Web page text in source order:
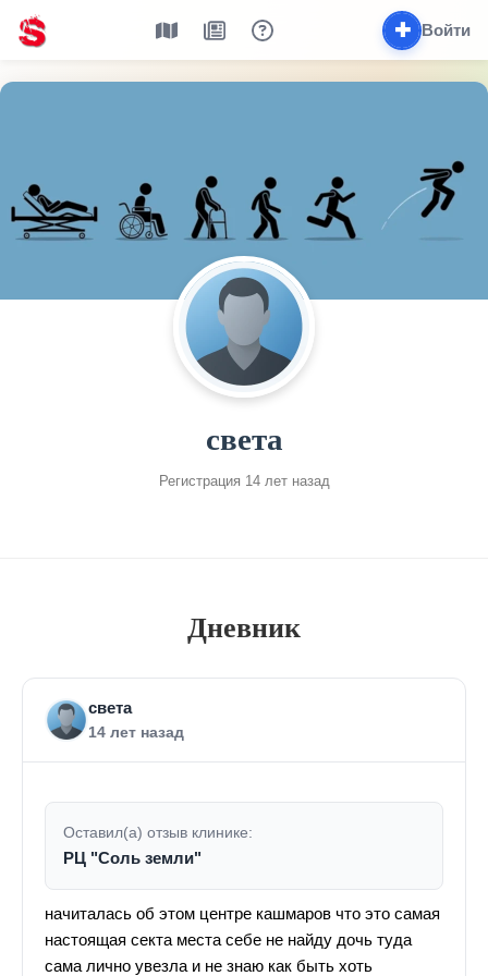
✚ Войти
света
Регистрация 14 лет назад
Дневник
света
14 лет назад
Оставил(а) отзыв клинике:
РЦ "Соль земли"
начиталась об этом центре кашмаров что это самая
настоящая секта места себе не найду дочь туда
сама лично увезла и не знаю как быть хоть